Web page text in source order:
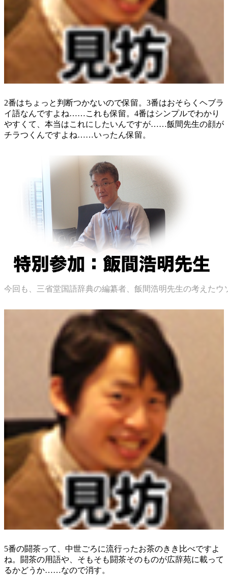
2番はちょっと判断つかないので保留。3番はおそらくヘブラ
イ語なんですよね……これも保留。4番はシンプルでわかり
やすくて、本当はこれにしたいんですが……飯間先生の顔が
チラつくんですよね……いったん保留。
今回も、三省堂国語辞典の編纂者、飯間浩明先生の考えたウ
5番の闘茶って、中世ごろに流行ったお茶のきき比べですよ
ね。闘茶の用語や、そもそも闘茶そのものが広辞苑に載って
るかどうか……なので消す。